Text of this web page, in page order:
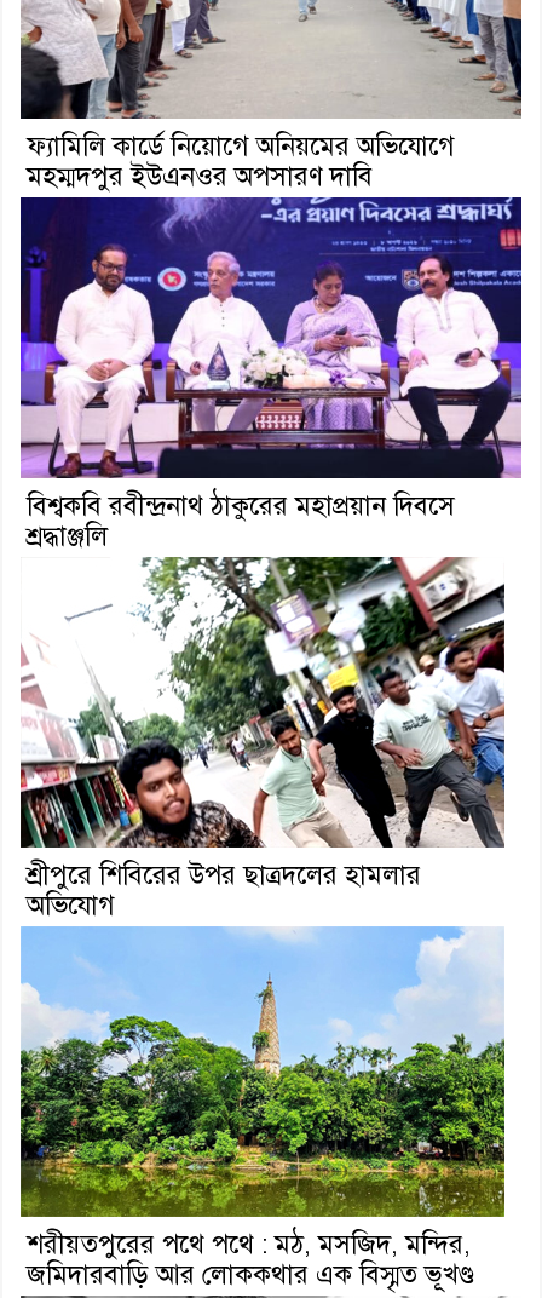
ফ্যামিলি কার্ডে নিয়োগে অনিয়মের অভিযোগে
মহম্মদপুর ইউএনওর অপসারণ দাবি
বিশ্বকবি রবীন্দ্রনাথ ঠাকুরের মহাপ্রয়ান দিবসে
শ্রদ্ধাঞ্জলি
শ্রীপুরে শিবিরের উপর ছাত্রদলের হামলার
অভিযোগ
শরীয়তপুরের পথে পথে : মঠ, মসজিদ, মন্দির,
জমিদারবাড়ি আর লোককথার এক বিস্মৃত ভূখণ্ড